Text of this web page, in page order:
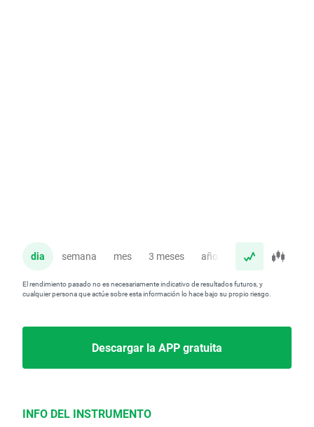
dia semana mes 3 meses año
El rendimiento pasado no es necesariamente indicativo de resultados futuros, y
cualquier persona que actúe sobre esta información lo hace bajo su propio riesgo.
Descargar la APP gratuita
INFO DEL INSTRUMENTO